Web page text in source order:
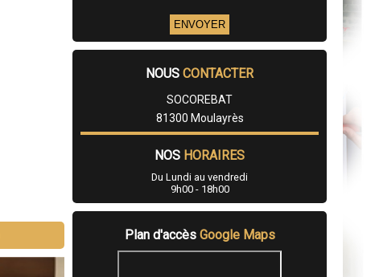
NOUS CONTACTER
SOCOREBAT
81300 Moulayrès
NOS HORAIRES
Du Lundi au vendredi
9h00 - 18h00
Plan d'accès Google Maps